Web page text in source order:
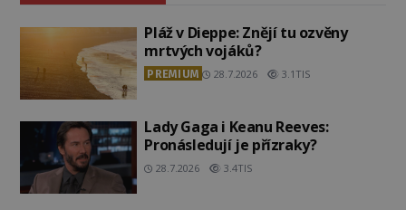
Pláž v Dieppe: Znějí tu ozvěny
mrtvých vojáků?
PREMIUM 28.7.2026 3.1TIS
Lady Gaga i Keanu Reeves:
Pronásledují je přízraky?
28.7.2026 3.4TIS